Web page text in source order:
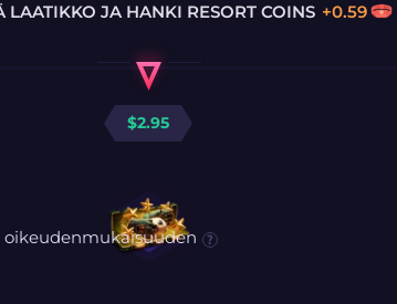
LAATIKKO JA HANKI RESORT COINS +0.59
oikeudenmukaisuuden
$2.95